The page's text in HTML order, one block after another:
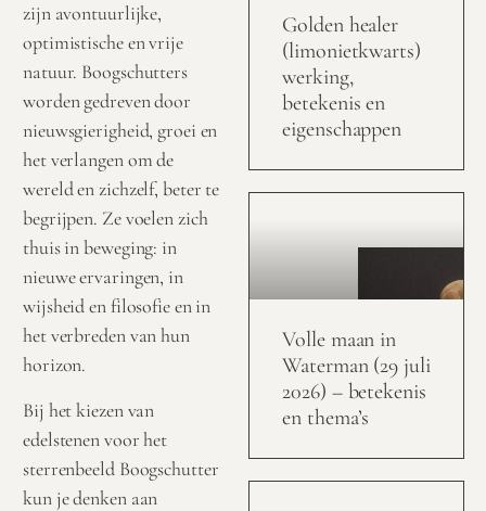
zijn avontuurlijke,
optimistische en vrije
natuur. Boogschutters
worden gedreven door
nieuwsgierigheid, groei en
het verlangen om de
wereld en zichzelf, beter te
begrijpen. Ze voelen zich
thuis in beweging: in
nieuwe ervaringen, in
wijsheid en filosofie en in
het verbreden van hun
horizon.
Bij het kiezen van
edelstenen voor het
sterrenbeeld Boogschutter
kun je denken aan
Golden healer
(limonietkwarts)
werking,
betekenis en
eigenschappen
Volle maan in
Waterman (29 juli
2026) – betekenis
en thema’s